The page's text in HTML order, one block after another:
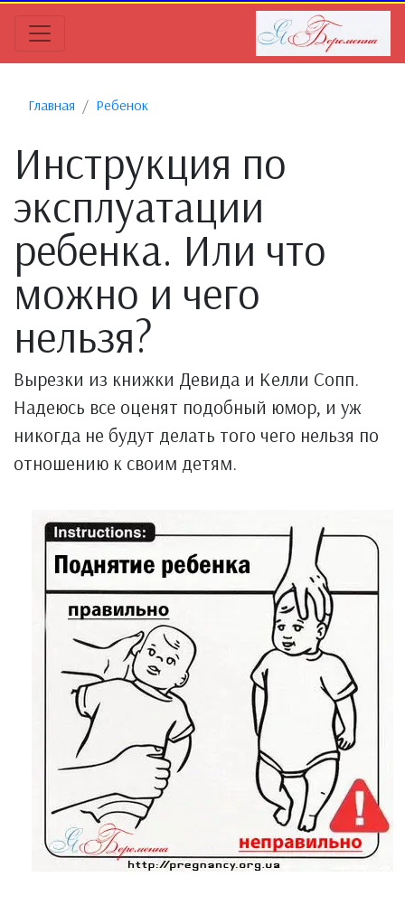
Главная Ребенок
Инструкция по
эксплуатации
ребенка. Или что
можно и чего
нельзя?
Вырезки из книжки Девида и Келли Сопп.
Надеюсь все оценят подобный юмор, и уж
никогда не будут делать того чего нельзя по
отношению к своим детям.